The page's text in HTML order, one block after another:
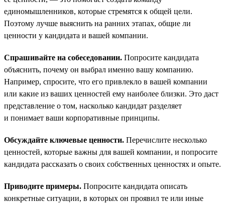
единомышленников, которые стремятся к общей цели.
Поэтому лучше выяснить на ранних этапах, общие ли
ценности у кандидата и вашей компании.
Спрашивайте на собеседовании. Попросите кандидата
объяснить, почему он выбрал именно вашу компанию.
Например, спросите, что его привлекло в вашей компании
или какие из ваших ценностей ему наиболее близки. Это даст
представление о том, насколько кандидат разделяет
и понимает ваши корпоративные принципы.
Обсуждайте ключевые ценности. Перечислите несколько
ценностей, которые важны для вашей компании, и попросите
кандидата рассказать о своих собственных ценностях и опыте.
Приводите примеры. Попросите кандидата описать
конкретные ситуации, в которых он проявил те или иные